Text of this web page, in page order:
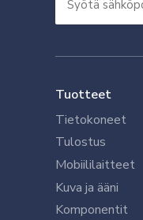
sähköpostisi
Tuotteet
Tietokoneet
Tulostus
Mobiililaitteet
Kuva ja ääni
Komponentit